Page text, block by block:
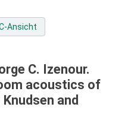
Ansicht
C. Izenour.
acoustics of
and